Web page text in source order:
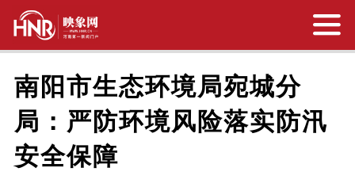
南阳市生态环境局宛城分
局：严防环境风险落实防汛
安全保障